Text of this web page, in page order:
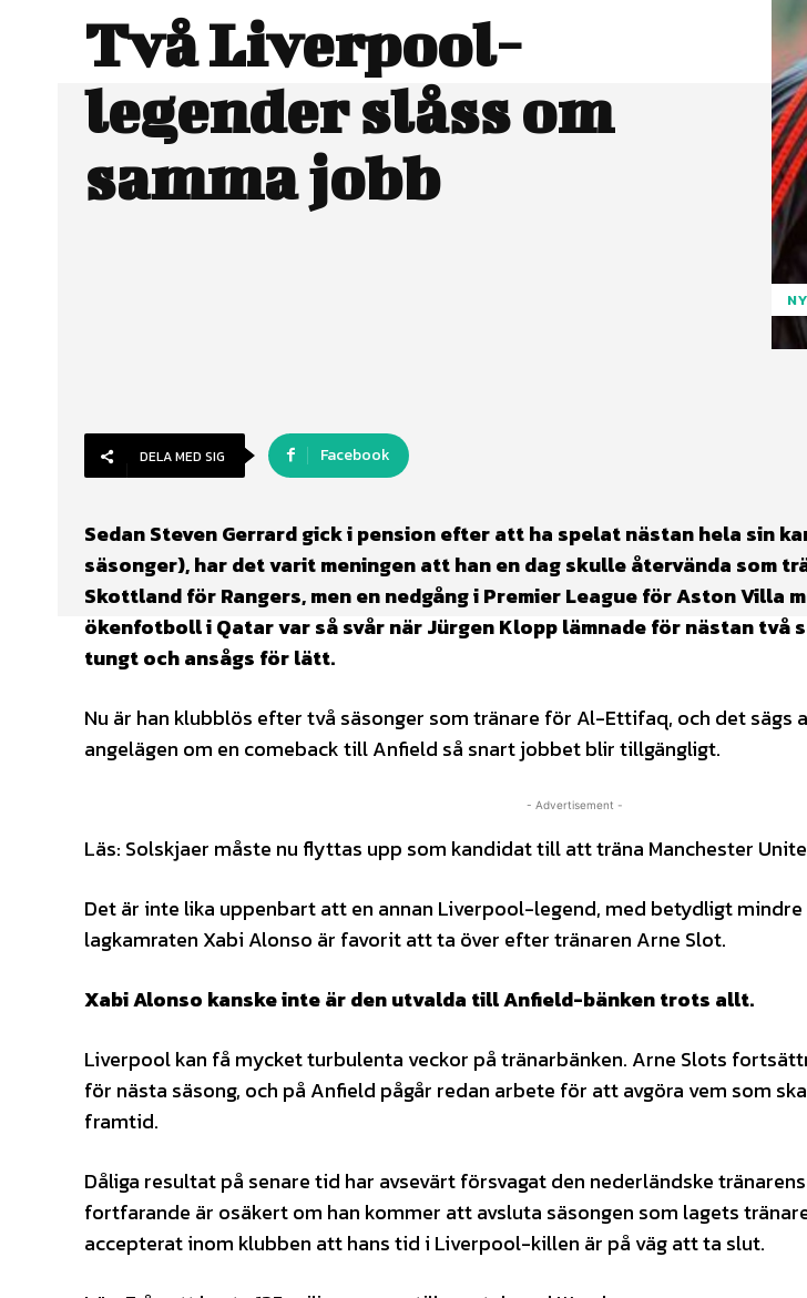
Två Liverpool-
legender slåss om
samma jobb
DELA MED SIG Facebook
Sedan Steven Gerrard gick i pension efter att ha spelat nästan hela sin
säsonger), har det varit meningen att han en dag skulle återvända som
Skottland för Rangers, men en nedgång i Premier League för Aston Villa
ökenfotboll i Qatar var så svår när Jürgen Klopp lämnade för nästan två
tungt och ansågs för lätt.
Nu är han klubblös efter två säsonger som tränare för Al-Ettifaq, och det sägs
angelägen om en comeback till Anfield så snart jobbet blir tillgängligt.
- Advertisement -
Läs: Solskjaer måste nu flyttas upp som kandidat till att träna Manchester
Det är inte lika uppenbart att en annan Liverpool-legend, med betydligt
lagkamraten Xabi Alonso är favorit att ta över efter tränaren Arne Slot.
Xabi Alonso kanske inte är den utvalda till Anfield-bänken trots allt.
Liverpool kan få mycket turbulenta veckor på tränarbänken. Arne Slots
för nästa säsong, och på Anfield pågår redan arbete för att avgöra vem som
framtid.
Dåliga resultat på senare tid har avsevärt försvagat den nederländske
fortfarande är osäkert om han kommer att avsluta säsongen som lagets
accepterat inom klubben att hans tid i Liverpool-killen är på väg att ta slut.